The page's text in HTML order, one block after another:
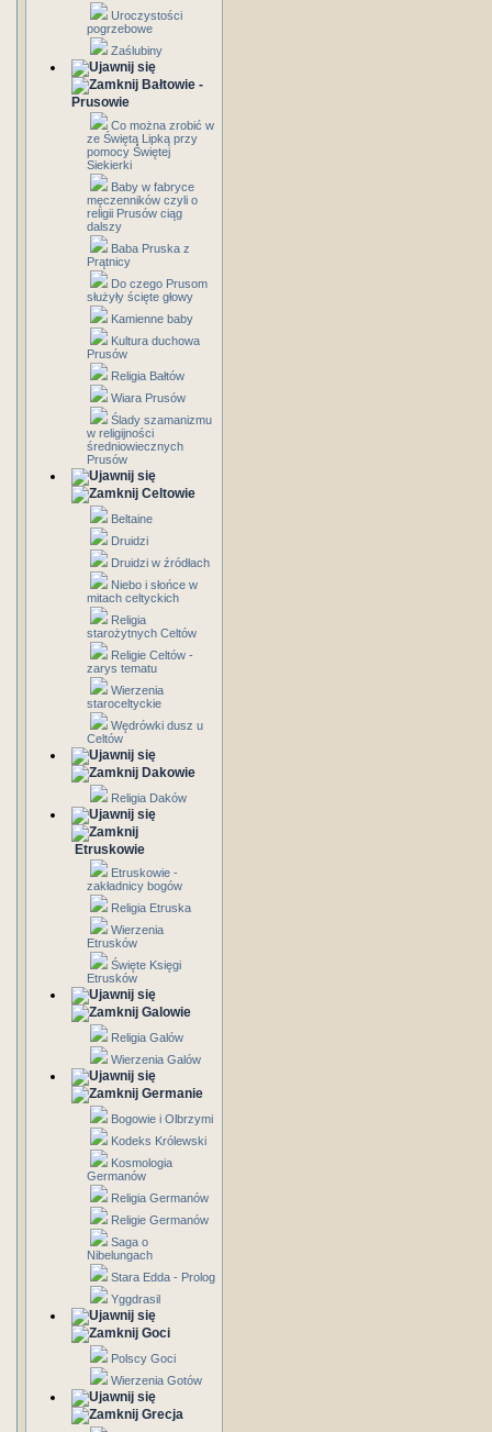
Uroczystości
pogrzebowe
Zaślubiny
Bałtowie -
Prusowie
Co można zrobić w
ze Świętą Lipką przy
pomocy Świętej
Siekierki
Baby w fabryce
męczenników czyli o
religii Prusów ciąg
dalszy
Baba Pruska z
Prątnicy
Do czego Prusom
służyły ścięte głowy
Kamienne baby
Kultura duchowa
Prusów
Religia Bałtów
Wiara Prusów
Ślady szamanizmu
w religijności
średniowiecznych
Prusów
Celtowie
Beltaine
Druidzi
Druidzi w źródłach
Niebo i słońce w
mitach celtyckich
Religia
starożytnych Celtów
Religie Celtów -
zarys tematu
Wierzenia
staroceltyckie
Wędrówki dusz u
Celtów
Dakowie
Religia Daków
Etruskowie
Etruskowie -
zakładnicy bogów
Religia Etruska
Wierzenia
Etrusków
Święte Księgi
Etrusków
Galowie
Religia Galów
Wierzenia Galów
Germanie
Bogowie i Olbrzymi
Kodeks Królewski
Kosmologia
Germanów
Religia Germanów
Religie Germanów
Saga o
Nibelungach
Stara Edda - Prolog
Yggdrasil
Goci
Polscy Goci
Wierzenia Gotów
Grecja